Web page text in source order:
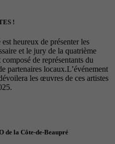
!
heureux de présenter les
et le jury de la quatrième
de représentants du
partenaires locaux.L’événement
les œuvres de ces artistes
de la Côte-de-Beaupré